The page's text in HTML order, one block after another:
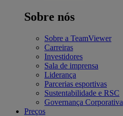
Sobre nós
Sobre a TeamViewer
Carreiras
Investidores
Sala de imprensa
Liderança
Parcerias esportivas
Sustentabilidade e RSC
Governança Corporativa
Preços